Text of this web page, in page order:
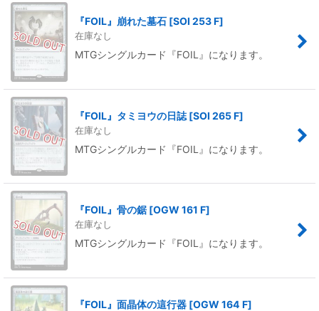
『FOIL』崩れた墓石 [SOI 253 F]
在庫なし
MTGシングルカード『FOIL』になります。
『FOIL』タミヨウの日誌 [SOI 265 F]
在庫なし
MTGシングルカード『FOIL』になります。
『FOIL』骨の鋸 [OGW 161 F]
在庫なし
MTGシングルカード『FOIL』になります。
『FOIL』面晶体の這行器 [OGW 164 F]